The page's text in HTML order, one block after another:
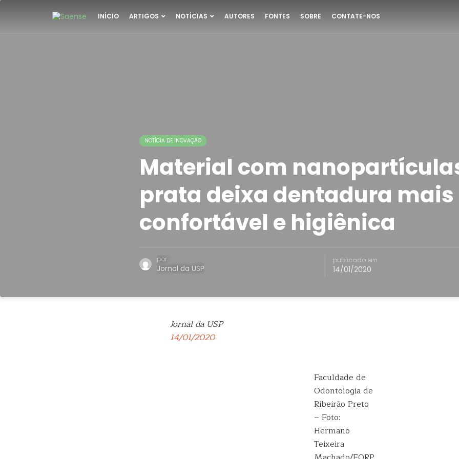
INÍCIO ARTIGOS NOTÍCIAS AUTORES FONTES SOBRE CONTATE-NOS
NOTÍCIA DE INOVAÇÃO
Material com
prata deixa dentadura mais
confortável e higiênica
por
Jornal da USP
publicado em
14/01/2020
Jornal da USP
14/01/2020
Faculdade de
Odontologia de
Ribeirão Preto
– Foto:
Hermano
Teixeira